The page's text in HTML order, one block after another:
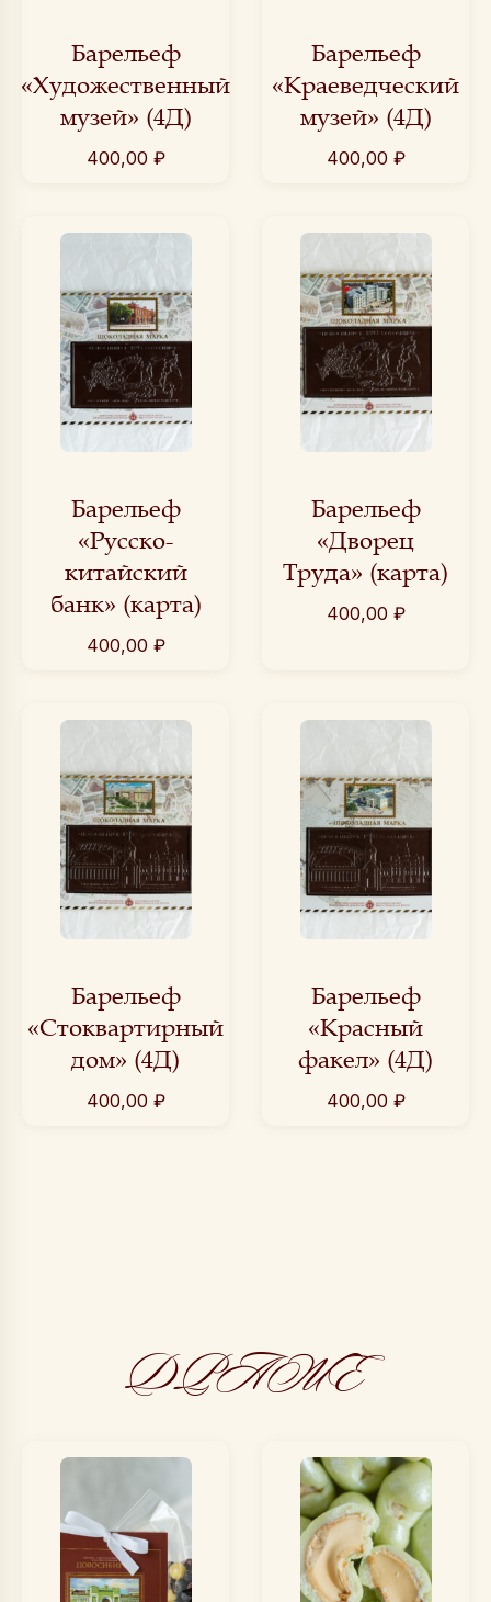
Барельеф
«Художественный
музей» (4Д)
400,00 ₽
Барельеф
«Краеведческий
музей» (4Д)
400,00 ₽
Барельеф
«Русско-
китайский
банк» (карта)
400,00 ₽
Барельеф
«Дворец
Труда» (карта)
400,00 ₽
Барельеф
«Стоквартирный
дом» (4Д)
400,00 ₽
Барельеф
«Красный
факел» (4Д)
400,00 ₽
ДРАЖЕ